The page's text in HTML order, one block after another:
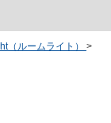
（ルームライト）
>